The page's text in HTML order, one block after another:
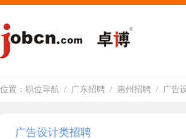
位置： 职位导航 / 广东招聘 / 惠州招聘 / 广告
广告设计类招聘